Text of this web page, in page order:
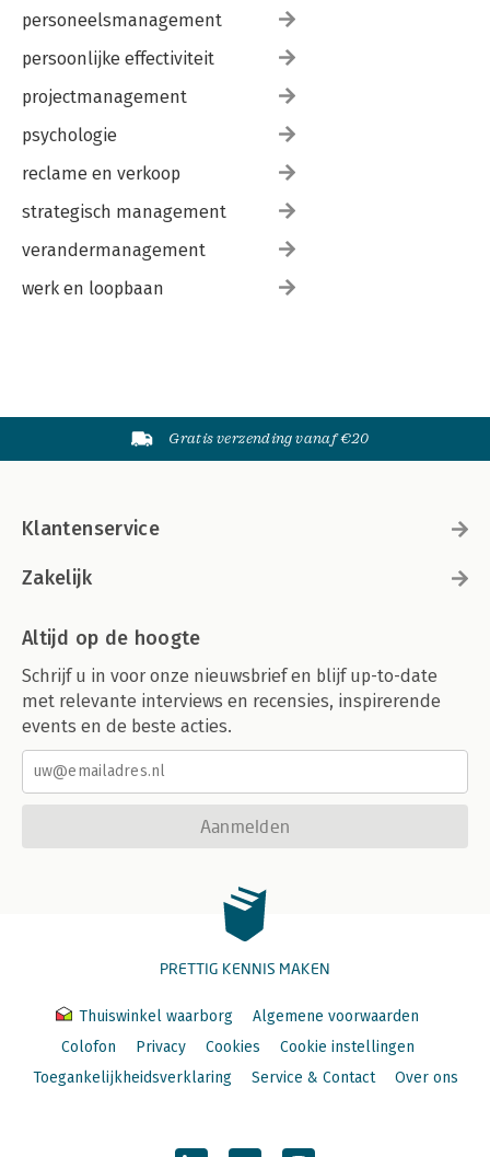
personeelsmanagement
persoonlijke effectiviteit
projectmanagement
psychologie
reclame en verkoop
strategisch management
verandermanagement
werk en loopbaan
Gratis verzending vanaf €20
Klantenservice
Zakelijk
Altijd op de hoogte
Schrijf u in voor onze nieuwsbrief en blijf up-to-date
met relevante interviews en recensies, inspirerende
events en de beste acties.
Aanmelden
PRETTIG KENNIS MAKEN
Thuiswinkel waarborg
Algemene voorwaarden
Colofon
Privacy Cookies
Cookie instellingen
Toegankelijkheidsverklaring
Service & Contact Over ons